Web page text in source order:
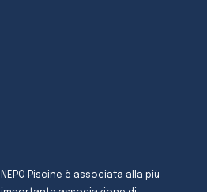
NEPO Piscine è associata alla più